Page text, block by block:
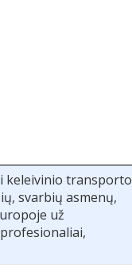
keleivinio transporto
svarbių asmenų,
už